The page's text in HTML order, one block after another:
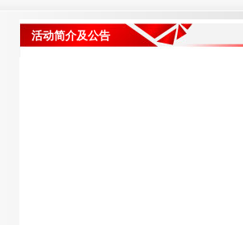
活动简介及公告